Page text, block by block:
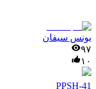
یونس سیفان
۹۷
۱۰
PPSH-41